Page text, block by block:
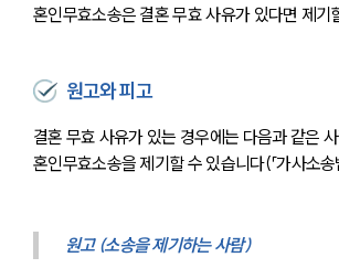
혼인무효소송은 결혼 무효 사유가 있다면 제기
원고와 피고
결혼 무효 사유가 있는 경우에는 다음과 같은
혼인무효소송을 제기할 수 있습니다(「가사소송
원고 (소송을 제기하는 사람)